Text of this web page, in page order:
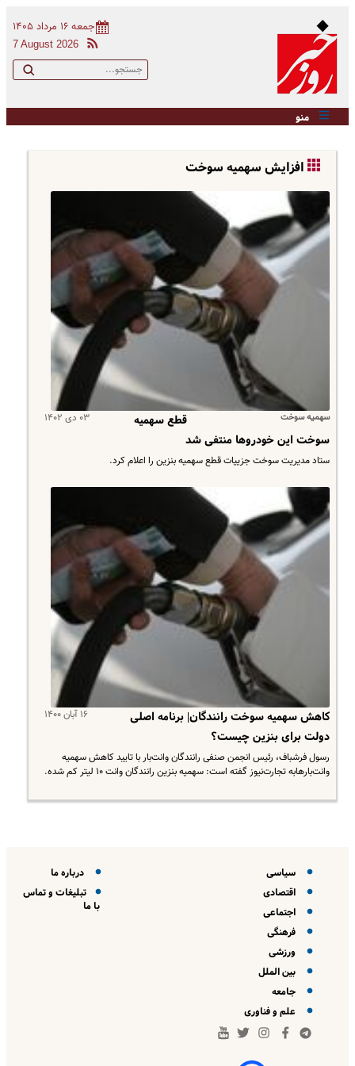
جمعه ۱۶ مرداد ۱۴۰۵
7 August 2026
منو
افزایش سهمیه سوخت
سهمیه سوخت ۰۳ دی ۱۴۰۲
قطع سهمیه
سوخت این خودروها منتفی شد
​ستاد مدیریت سوخت جزییات قطع سهمیه بنزین را اعلام کرد.
۱۶ آبان ۱۴۰۰
کاهش سهمیه سوخت رانندگان| برنامه اصلی
دولت برای بنزین چیست؟
رسول فرشباف، رئیس انجمن صنفی رانندگان وانت‌بار با تایید کاهش سهمیه
وانت‌بارهابه تجارت‌نیوز گفته است: سهمیه بنزین رانندگان وانت ۱۰ لیتر کم شده.
سیاسی
اقتصادی
اجتماعی
فرهنگی
ورزشی
بین الملل
جامعه
علم و فناوری
درباره ما
تبلیغات و تماس
با ما